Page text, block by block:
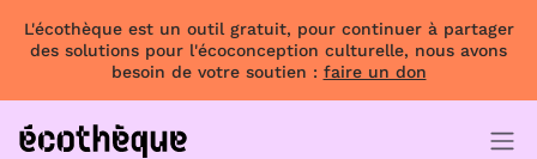
L'écothèque est un outil gratuit, pour continuer à partager
des solutions pour l'écoconception culturelle, nous avons
besoin de votre soutien : faire un don